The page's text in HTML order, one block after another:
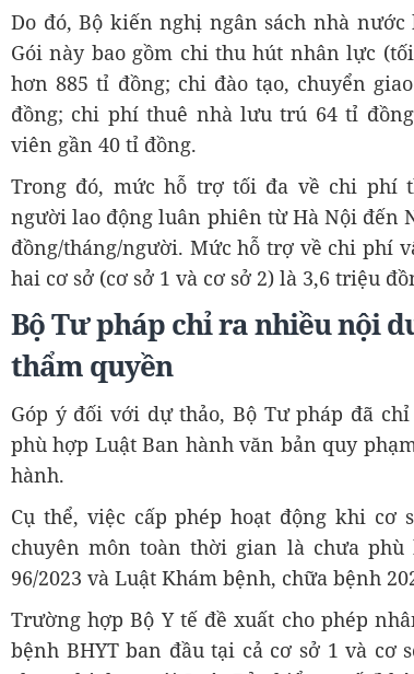
Do đó, Bộ kiến nghị ngân sách nhà
Gói này bao gồm chi thu hút nhân lực
hơn 885 tỉ đồng; chi đào tạo, chuyển
đồng; chi phí thuê nhà lưu trú 64 tỉ
viên gần 40 tỉ đồng.
Trong đó, mức hỗ trợ tối đa về chi phí
người lao động luân phiên từ Hà Nội đến
đồng/tháng/người. Mức hỗ trợ về chi phí
hai cơ sở (cơ sở 1 và cơ sở 2) là 3,6 triệu
Bộ Tư pháp chỉ ra nhiều nội
thẩm quyền
Góp ý đối với dự thảo, Bộ Tư pháp đã
phù hợp Luật Ban hành văn bản quy
hành.
Cụ thể, việc cấp phép hoạt động khi
chuyên môn toàn thời gian là chưa
96/2023 và Luật Khám bệnh, chữa bệnh
Trường hợp Bộ Y tế đề xuất cho phép
bệnh BHYT ban đầu tại cả cơ sở 1 và cơ